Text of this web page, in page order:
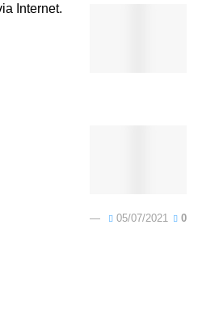
Internet.
05/07/2021 0